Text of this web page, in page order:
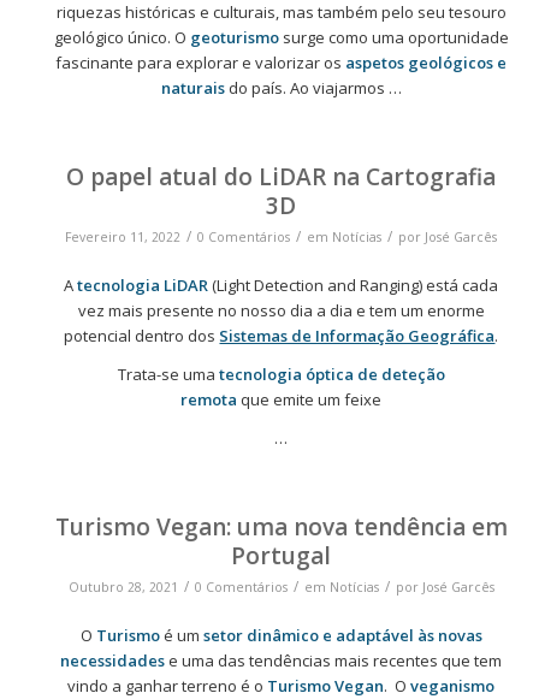
riquezas históricas e culturais, mas também pelo seu tesouro
geológico único. O geoturismosurge como uma oportunidade
fascinante para explorar e valorizar os aspetos geológicos e
naturais do país. Ao viajarmos …
O papel atual do LiDAR na Cartografia
3D
Fevereiro 11, 2022 / 0 Comentários / em Notícias / por José Garcês
Atecnologia LiDAR(Light Detection and Ranging) está cada
vez mais presente no nosso dia a dia e tem um enorme
potencial dentro dos Sistemas de Informação Geográfica.
Trata-se uma tecnologia óptica de deteção
remota que emite um feixe
…
Turismo Vegan: uma nova tendência em
Portugal
Outubro 28, 2021 / 0 Comentários / em Notícias / por José Garcês
O Turismoé um setor dinâmico e adaptável às novas
necessidadese uma das tendências mais recentes que tem
vindo a ganhar terreno é o Turismo Vegan. Oveganismo